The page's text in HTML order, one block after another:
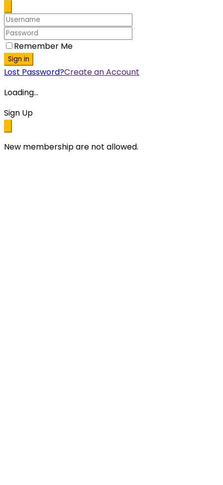
Remember Me
Sign in
Lost Password?Create an Account
Loading...
Sign Up
New membership are not allowed.